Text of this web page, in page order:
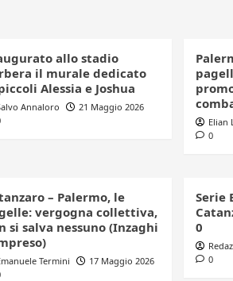
allo stadio
il murale dedicato
Alessia e Joshua
Annaloro
21 Maggio 2026
Elian
0
– Palermo, le
vergogna collettiva,
si salva nessuno (Inzaghi
Termini
17 Maggio 2026
Serie
0
0